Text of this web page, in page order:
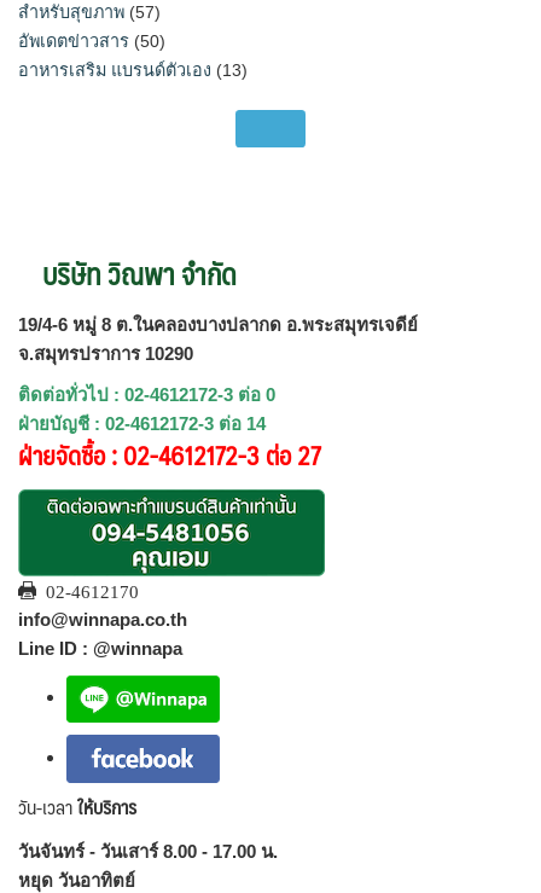
สำหรับสุขภาพ (57)
อัพเดตข่าวสาร (50)
อาหารเสริม แบรนด์ตัวเอง (13)
บริษัท วิณพา จำกัด
19/4-6 หมู่ 8 ต.ในคลองบางปลากด อ.พระสมุทรเจดีย์
จ.สมุทรปราการ 10290
ติดต่อทั่วไป : 02-4612172-3 ต่อ 0
ฝ่ายบัญชี : 02-4612172-3 ต่อ 14
ฝ่ายจัดซื้อ : 02-4612172-3 ต่อ 27
02-4612170
info@winnapa.co.th
Line ID : @winnapa
วัน-เวลาให้บริการ
วันจันทร์ - วันเสาร์ 8.00 - 17.00 น.
หยุด วันอาทิตย์